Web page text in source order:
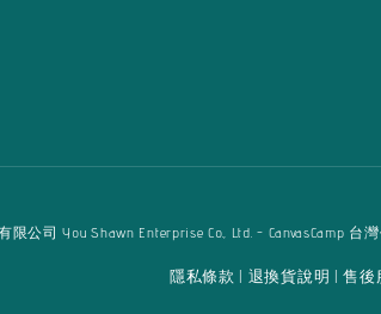
公司 You Shawn Enterprise Co., Ltd. - CanvasCamp 台
隱私條款 退換貨說明 |售後